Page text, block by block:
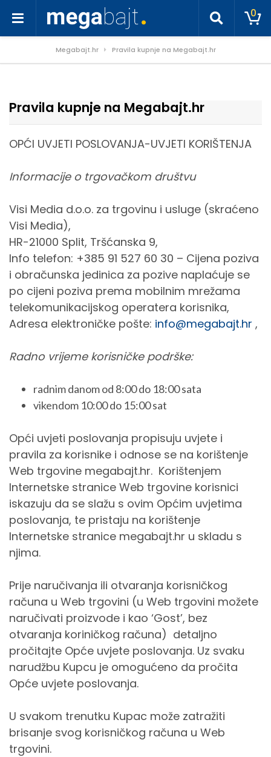
0
Megabajt.hr Pravila kupnje na Megabajt.hr
Pravila kupnje na Megabajt.hr
OPĆI UVJETI POSLOVANJA-UVJETI KORIŠTENJA
Informacije o trgovačkom društvu
Visi Media d.o.o. za trgovinu i usluge (skraćeno
Visi Media),
HR-21000 Split, Tršćanska 9,
Info telefon: +385 91 527 60 30 – Cijena poziva
i obračunska jedinica za pozive naplaćuje se
po cijeni poziva prema mobilnim mrežama
telekomunikacijskog operatera korisnika,
Adresa elektroničke pošte: info@megabajt.hr ,
Radno vrijeme korisničke podrške:
radnim danom od 8:00 do 18:00 sata
vikendom 10:00 do 15:00 sat
Opći uvjeti poslovanja propisuju uvjete i
pravila za korisnike i odnose se na korištenje
Web trgovine megabajt.hr. Korištenjem
Internetske stranice Web trgovine korisnici
iskazuju da se slažu s ovim Općim uvjetima
poslovanja, te pristaju na korištenje
Internetske stranice megabajt.hr u skladu s
njima.
Prije naručivanja ili otvaranja korisničkog
računa u Web trgovini (u Web trgovini možete
naručivati proizvode i kao ‘Gost’, bez
otvaranja koriničkog računa) detaljno
pročitajte Opće uvjete poslovanja. Uz svaku
narudžbu Kupcu je omogućeno da pročita
Opće uvjete poslovanja.
U svakom trenutku Kupac može zatražiti
brisanje svog korisničkog računa u Web
trgovini.